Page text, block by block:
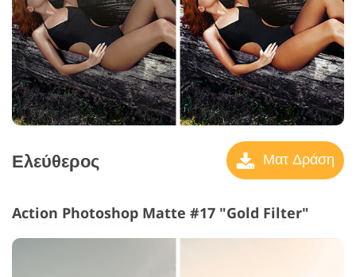
Ελεύθερος Ματ Δράση
Action Photoshop Matte #17 "Gold Filter"